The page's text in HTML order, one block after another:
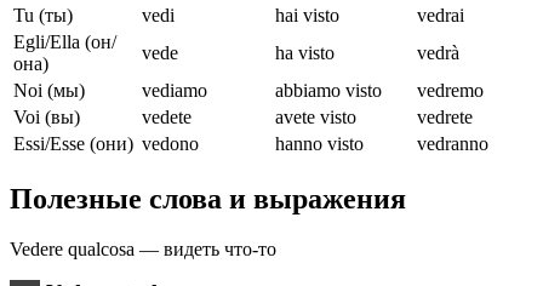
Tu (ты)
vedi hai visto
vedrai
Egli/Ella (он/
она)
vede ha visto
vedrà
Noi (мы)
vediamo abbiamo visto
vedremo
Voi (вы)
vedete avete visto
vedrete
Essi/Esse (они) vedono hanno visto vedranno
Полезные слова и выражения
Vedere qualcosa — видеть что-то